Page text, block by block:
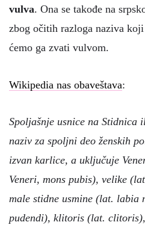
vulva. Ona se takođe na
zbog očitih razloga naziva
ćemo ga zvati vulvom.
Wikipedia nas obaveštava:
Spoljašnje usnice na
naziv za spoljni deo ženskih
izvan karlice, a uključuje
Veneri, mons pubis), velike
male stidne usmine (lat. labia
pudendi), klitoris (lat.